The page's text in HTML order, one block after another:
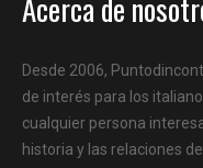
Acerca de
Desde 2006,
de interés para los
cualquier persona
historia y las relaciones